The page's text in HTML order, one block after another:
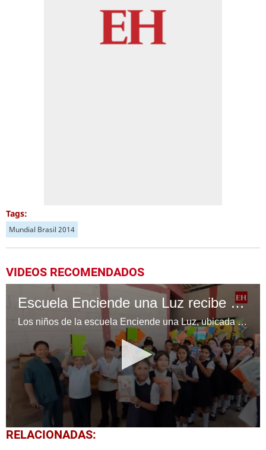
Tags:
Mundial Brasil 2014
VIDEOS RECOMENDADOS
Escuela Enciende una Luz recibe cuadernos Quick, gracias a la Maratón del Saber
Los niños de la escuela Enciende una Luz, ubicada en la colonia Altos de Santa Rosa, al sur de Tegucigalpa, recibieron cuadernos Quick como parte de la Campaña Maratón del Saber.
0
seconds
RELACIONADAS: